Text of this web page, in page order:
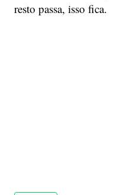
resto passa, isso fica.